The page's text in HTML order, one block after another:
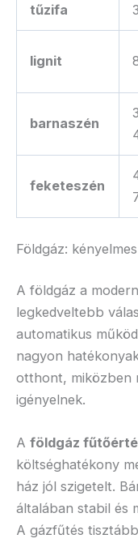
tűzifa
lignit
barnaszén
feketeszén
Földgáz:
A földgáz a
legkedveltebb
automatikus
nagyon
otthont, miközben
igényelnek.
A földgáz
költséghatékony
ház jól szigetelt.
általában stabil és
A gázfűtés